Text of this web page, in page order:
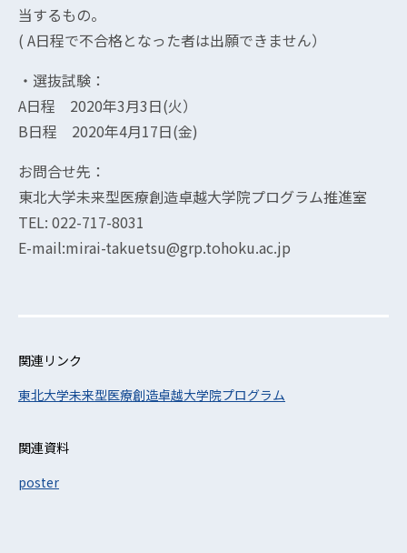
当するもの。
( A日程で不合格となった者は出願できません）
・選抜試験：
A日程 2020年3月3日(火）
B日程 2020年4月17日(金)
お問合せ先：
東北大学未来型医療創造卓越大学院プログラム推進室
TEL: 022-717-8031
E-mail:mirai-takuetsu@grp.tohoku.ac.jp
関連リンク
東北大学未来型医療創造卓越大学院プログラム
関連資料
poster